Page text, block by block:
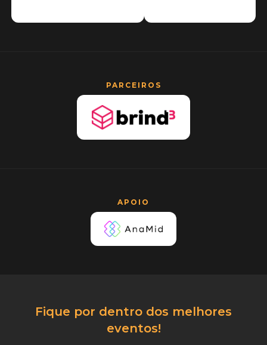
PARCEIROS
APOIO
Fique por dentro dos melhores
eventos!